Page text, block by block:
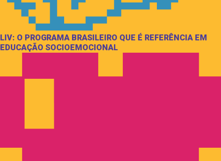
LIV: O PROGRAMA BRASILEIRO QUE É REFERÊNCIA EM
EDUCAÇÃO SOCIOEMOCIONAL